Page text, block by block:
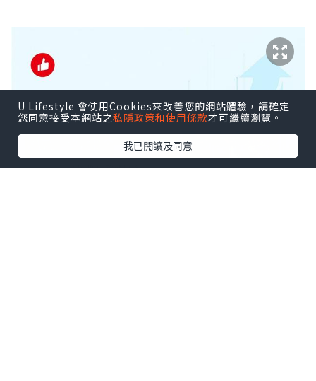
U Lifestyle 會使用Cookies來改善您的網站體驗，請確定
您同意接受本網站之私隱政策和使用條款才可繼續瀏覽。
我已閱讀及同意